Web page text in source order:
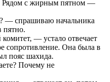
Рядом с жирным пятном —
— спрашиваю начальника
пятно.
— устало отвечает
сопротивление. Она была в
пояс шахида.
Почему не